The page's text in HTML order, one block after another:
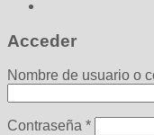
Acceder
Nombre de usuario o
Contraseña *Obligatorio